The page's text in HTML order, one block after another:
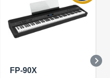
FP-90X